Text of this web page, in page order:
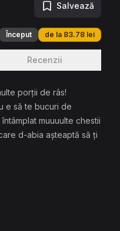
Salvează
Început de la 83.78 lei
Recenzii
porții de râs!
e să te bucuri de
muuuulte chestii
d-abia așteaptă să ți